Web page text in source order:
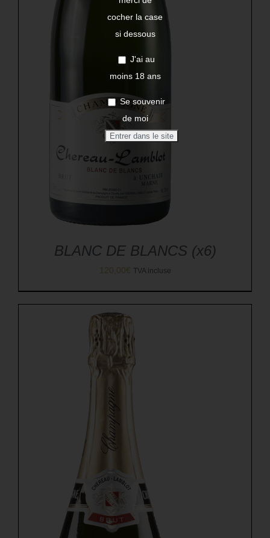
BLANC DE BLANCS (x6)
120,00€ TVA incluse
cocher la case
si dessous
J'ai au
moins 18 ans
Se souvenir
de moi